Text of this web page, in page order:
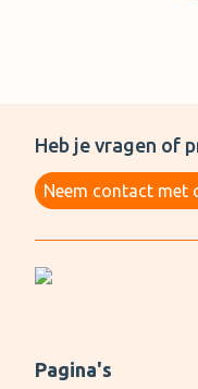
Heb je vragen of
Neem contact met
Pagina's